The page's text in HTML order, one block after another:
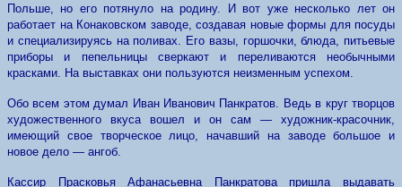
Польше, но его потянуло на родину. И вот уже несколько лет он
работает на Конаковском заводе, создавая новые формы для посуды
и специализируясь на поливах. Его вазы, горшочки, блюда, питьевые
приборы и пепельницы сверкают и переливаются необычными
красками. На выставках они пользуются неизменным успехом.
Обо всем этом думал Иван Иванович Панкратов. Ведь в круг творцов
художественного вкуса вошел и он сам — художник-красочник,
имеющий свое творческое лицо, начавший на заводе большое и
новое дело — ангоб.
Кассир Прасковья Афанасьевна Панкратова пришла выдавать